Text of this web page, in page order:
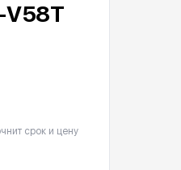
срок и цену